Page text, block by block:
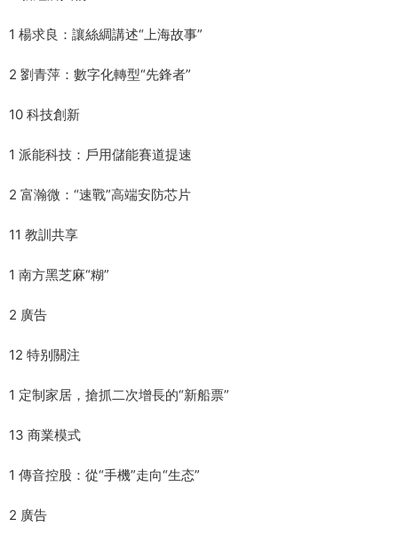
1 楊求良：讓絲綢講述“上海故事”
2 劉青萍：數字化轉型“先鋒者”
10 科技創新
1 派能科技：戶用儲能賽道提速
2 富瀚微：“速戰”高端安防芯片
11 教訓共享
1 南方黑芝麻“糊”
2 廣告
12 特别關注
1 定制家居，搶抓二次增長的“新船票”
13 商業模式
1 傳音控股：從“手機”走向“生态”
2 廣告